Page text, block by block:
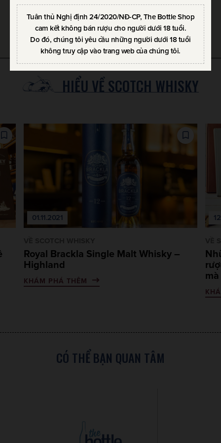
Tuân thủ Nghị định 24/2020/NĐ-CP, The Bottle Shop
cam kết không bán rượu cho người dưới 18 tuổi.
Do đó, chúng tôi yêu cầu những người dưới 18 tuổi
không truy cập vào trang web của chúng tôi.
SẢN PHẨM YÊU THÍCH
HIỂU VỀ SCOTCH WHISKY
Royal Brackla Single Malt Whisky –
Highland
KHÁM PHÁ THÊM
01.11.2021
CÓ THỂ BẠN QUAN TÂM